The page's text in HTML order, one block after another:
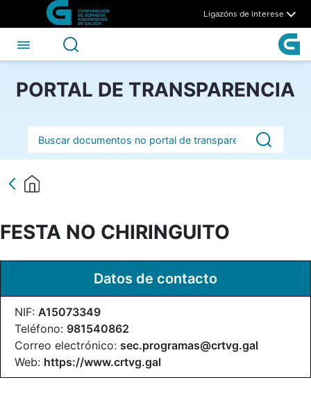
Skip to Main Content
FESTA NO CHIRINGUITO -
Ligazóns de interese
PORTAL DE TRANSPARENCIA
Barra de busca
FESTA NO CHIRINGUITO
Datos de contacto
NIF: A15073349
Teléfono: 981540862
Correo electrónico: sec.programas@crtvg.gal
Web: https://www.crtvg.gal